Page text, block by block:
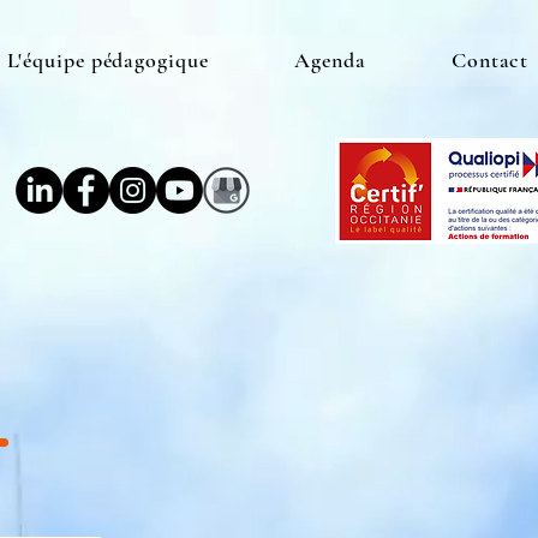
L'équipe pédagogique Agenda Contact